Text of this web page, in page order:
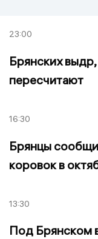
23:00
Брянских
пересчитают
16:30
Брянцы
коровок в
13:30
Под Брянском